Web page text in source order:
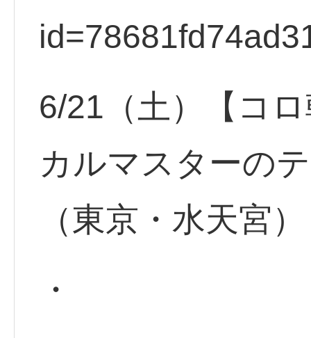
6/21（土）【コ
カルマスターの
（東京・水天宮）
・